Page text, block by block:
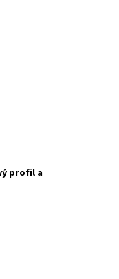
profil a